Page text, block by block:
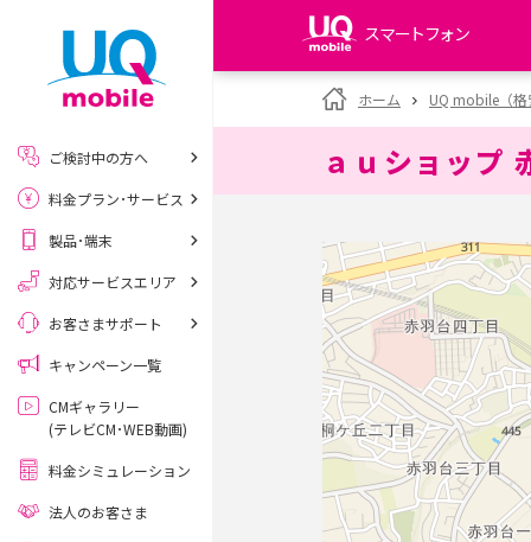
スマートフォン
my UQ WiMAX
UQ WiMAX ご契約の方
My UQ mobile
UQ mobile
データチャージサイト
ホーム UQ mobile（
ａｕショップ
ご検討中の方へ
料金プラン･サービス
製品･端末
対応サービスエリア
お客さまサポート
キャンペーン一覧
CMギャラリー
(テレビCM･WEB動画)
料金シミュレーション
法人のお客さま